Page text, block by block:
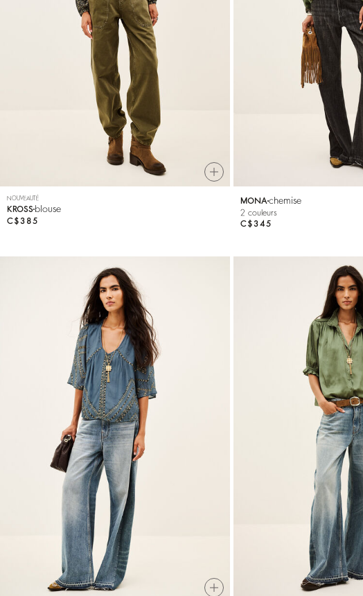
NOUVEAUTÉ
KROSS blouse
C$385
MONAchemise
2 couleurs
C$345